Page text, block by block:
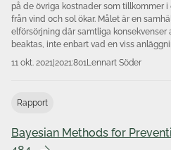
på de övriga kostnader som tillkommer
från vind och sol ökar. Målet är en
elförsörjning där samtliga konsekvenser
beaktas, inte enbart vad en viss
11 okt. 2021|2021:801Lennart Söder
Rapport
Bayesian Methods for